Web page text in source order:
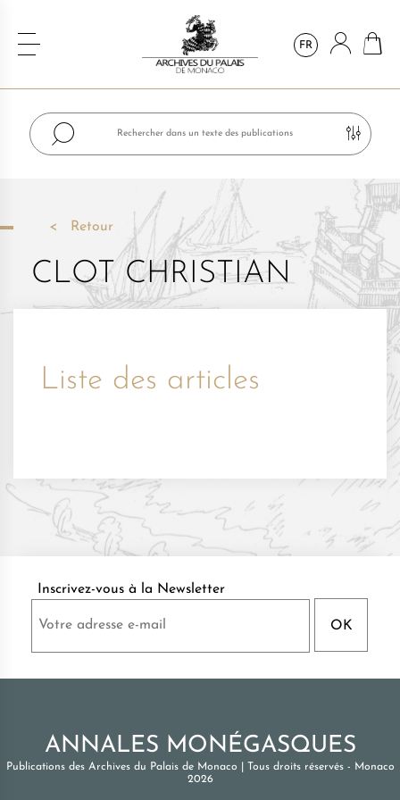
FR
Retour
CLOT CHRISTIAN
Liste des articles
Inscrivez-vous à la Newsletter
ANNALES MONÉGASQUES
Publications des Archives du Palais de Monaco
Tous droits réservés - Monaco
2026